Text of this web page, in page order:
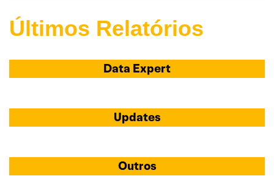
Últimos Relatórios
Data Expert
Updates
Outros